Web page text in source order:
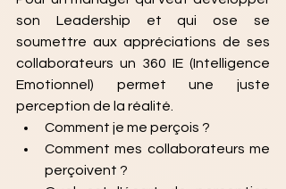
son Leadership et qui ose se
soumettre aux appréciations de ses
collaborateurs un 360 IE (Intelligence
Emotionnel) permet une juste
perception de la réalité.
Comment je me perçois ?
Comment mes collaborateurs me
perçoivent ?